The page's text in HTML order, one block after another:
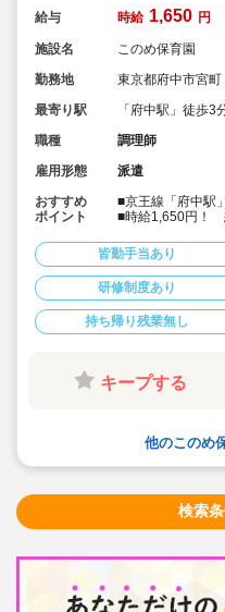
給与 時給 1,650 円
施設名
このめ保育園
勤務地
東京都府中市宮
最寄り駅
「府中駅」徒歩3
職種
調理師
雇用形態
派遣
おすすめ
ポイント
■京王線「府中駅
■時給1,650円！
■保育園に関わら
■定員73名、中規
育」を大切にして
■キララサポート
しっかりサポー
■まずはお気軽に
皆勤手当あり
研修制度あり
持ち帰り残業無し
キープする
他のこのめ
検索